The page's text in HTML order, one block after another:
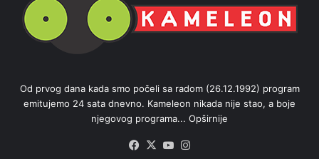
Od prvog dana kada smo počeli sa radom (26.12.1992) program
emitujemo 24 sata dnevno. Kameleon nikada nije stao, a boje
njegovog programa... Opširnije
Facebook
X YouTube